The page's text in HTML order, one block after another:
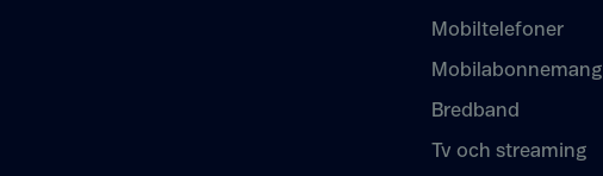
Mobiltelefoner
Mobilabonnemang
Bredband
Tv och streaming